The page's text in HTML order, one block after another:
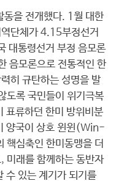
동을 전개했다. 1월 대한
단체가 4.15부정선거
대통령선거 부정 음모론
음모론으로 전통적인 한
히 규탄하는 성명을 발
도록 국민들이 위기극복
표류하던 한미 방위비분
양국이 상호 윈윈(Win-
심축인 한미동맹을 더
미래를 함께하는 동반자
수 있는 계기가 되기를